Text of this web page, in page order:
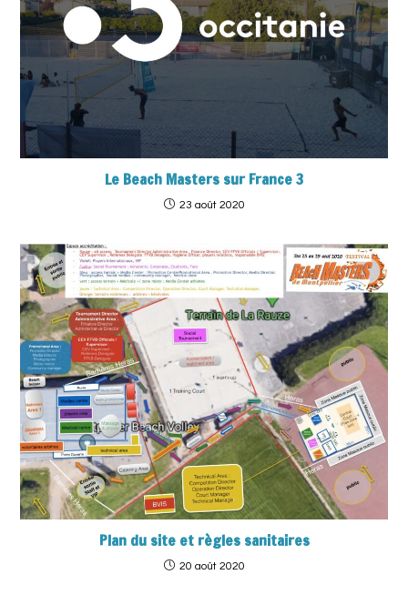
Le Beach Masters sur France 3
23 août 2020
Plan du site et règles sanitaires
20 août 2020